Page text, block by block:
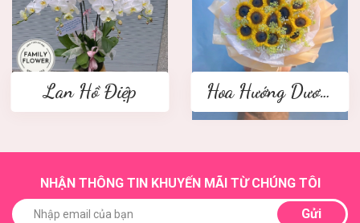
Lan Hồ Điệp Hoa Hướng Dương
NHẬN THÔNG TIN KHUYẾN MÃI TỪ CHÚNG TÔI
Gửi